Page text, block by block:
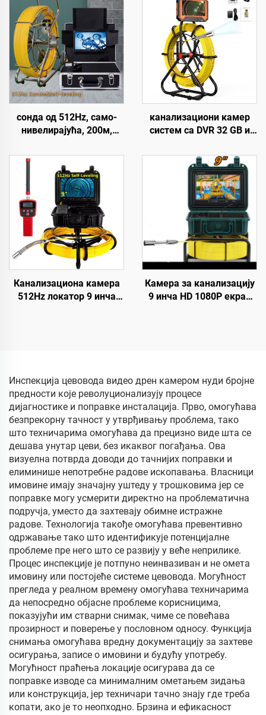
сонда од 512Hz, само-
нивелирајућа, 200м,
канализационе камере,
9 инчни екран,
водонепропусна камера
за видео инспекцију
цеви, цена фабрике
канализациони камер
систем са DVR 32 GB и
IP68 цевни камер систем
са батеријом од 10200
mAh, 23 мм HD сочивом,
дренажни камер систем
са 5 инча монитором,
дужина кабла по избор:
10/20/30/40/50 метара
Канализациона камера
512Hz локатор 9 инча
линију
Камера за канализацију
9 инча HD 1080P екран
Инспекција цевовода видео дрен камером нуди бројне
предности које револуционализују процесе
дијагностике и поправке инсталација. Прво, омогућава
безпрекорну тачност у утврђивању проблема, тако
што техничарима омогућава да прецизно виде шта се
дешава унутар цеви, без икаквог погађања. Ова
визуелна потврда доводи до тачнијих поправки и
елиминише непотребне радове ископавања. Власници
имовине имају значајну уштеду у трошковима јер се
поправке могу усмерити директно на проблематична
подручја, уместо да захтевају обимне истражне
радове. Технологија такође омогућава превентивно
одржавање тако што идентификује потенцијалне
проблеме пре него што се развију у веће неприлике.
Процес инспекције је потпуно неинвазиван и не омета
имовину или постојеће системе цевовода. Могућност
прегледа у реалном времену омогућава техничарима
да непосредно објасне проблеме корисницима,
показујући им стварни снимак, чиме се повећава
прозирност и поверење у пословном односу. Функција
снимања омогућава вредну документацију за захтеве
осигурања, записе о имовини и будућу употребу.
Могућност праћења локације осигурава да се
поправке изводе са минималним ометањем зидања
или конструкција, јер техничари тачно знају где треба
копати, ако је то неопходно. Брзина и ефикасност